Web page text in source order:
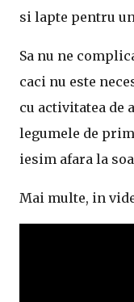
si lapte pentru
Sa nu ne
caci nu este
cu activitatea de
legumele de
iesim afara la
Mai multe, in